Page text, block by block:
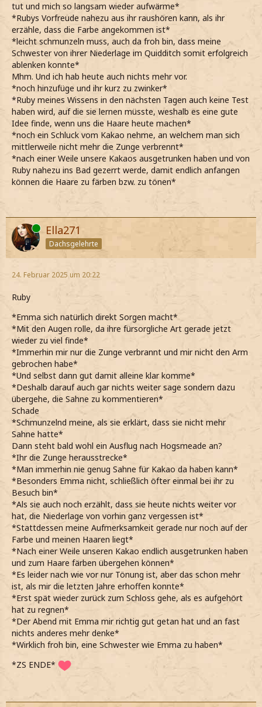
tut und mich so langsam wieder aufwärme*
*Rubys Vorfreude nahezu aus ihr raushören kann, als ihr
erzähle, dass die Farbe angekommen ist*
*leicht schmunzeln muss, auch da froh bin, dass meine
Schwester von ihrer Niederlage im Quidditch somit erfolgreich
ablenken konnte*
Mhm. Und ich hab heute auch nichts mehr vor.
*noch hinzufüge und ihr kurz zu zwinker*
*Ruby meines Wissens in den nächsten Tagen auch keine Test
haben wird, auf die sie lernen müsste, weshalb es eine gute
Idee finde, wenn uns die Haare heute machen*
*noch ein Schluck vom Kakao nehme, an welchem man sich
mittlerweile nicht mehr die Zunge verbrennt*
*nach einer Weile unsere Kakaos ausgetrunken haben und von
Ruby nahezu ins Bad gezerrt werde, damit endlich anfangen
können die Haare zu färben bzw. zu tönen*
Online Ella271
Dachsgelehrte
24. Februar 2025 um 20:22
Ruby
*Emma sich natürlich direkt Sorgen macht*
*Mit den Augen rolle, da ihre fürsorgliche Art gerade jetzt
wieder zu viel finde*
*Immerhin mir nur die Zunge verbrannt und mir nicht den Arm
gebrochen habe*
*Und selbst dann gut damit alleine klar komme*
*Deshalb darauf auch gar nichts weiter sage sondern dazu
übergehe, die Sahne zu kommentieren*
Schade
*Schmunzelnd meine, als sie erklärt, dass sie nicht mehr
Sahne hatte*
Dann steht bald wohl ein Ausflug nach Hogsmeade an?
*Ihr die Zunge herausstrecke*
*Man immerhin nie genug Sahne für Kakao da haben kann*
*Besonders Emma nicht, schließlich öfter einmal bei ihr zu
Besuch bin*
*Als sie auch noch erzählt, dass sie heute nichts weiter vor
hat, die Niederlage von vorhin ganz vergessen ist*
*Stattdessen meine Aufmerksamkeit gerade nur noch auf der
Farbe und meinen Haaren liegt*
*Nach einer Weile unseren Kakao endlich ausgetrunken haben
und zum Haare färben übergehen können*
*Es leider nach wie vor nur Tönung ist, aber das schon mehr
ist, als mir die letzten Jahre erhoffen konnte*
*Erst spät wieder zurück zum Schloss gehe, als es aufgehört
hat zu regnen*
*Der Abend mit Emma mir richtig gut getan hat und an fast
nichts anderes mehr denke*
*Wirklich froh bin, eine Schwester wie Emma zu haben*
*ZS ENDE*